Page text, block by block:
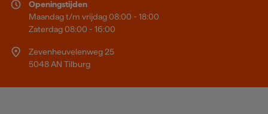
Openingstijden
Maandag t/m vrijdag 08:00 - 18:00
Zaterdag 08:00 - 16:00
Zevenheuvelenweg 25
5048 AN Tilburg